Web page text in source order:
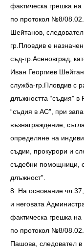
фактическа грешка
по протокол №8/
Шейтанов,
гр.Пловдив е
съд-гр.Асеновград,
Иван Георгиев
служба-гр.Пловдив с
длъжността “съдия” в
“съдия в АС”, при
възнаграждение,
определяне на
съдии, прокурори и
съдебни помощници,
длъжност”.
8. На основание
и неговата
фактическа грешка
по протокол №8/
Пашова, следовател